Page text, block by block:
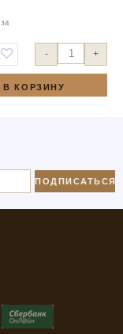
за
- +
В КОРЗИНУ
ПОДПИСАТЬСЯ